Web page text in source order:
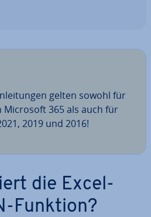
gelten sowohl für
Microsoft 365 als auch für
2019 und 2016!
die Excel-
Funktion?